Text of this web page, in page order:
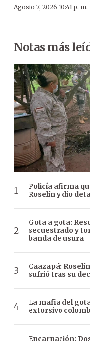
Agosto 7, 2026 10:41 p. m. ·
Notas más
Policía afirma
Roselín y dio
Gota a gota:
secuestrado y
banda de usura
Caazapá:
sufrió tras su
La mafia del
extorsivo
Encarnación: